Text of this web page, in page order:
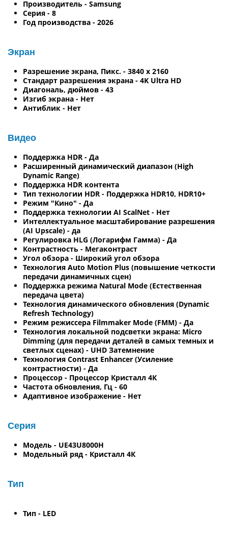
Производитель - Samsung
Серия - 8
Год производства - 2026
Экран
Разрешение экрана, Пикс. - 3840 x 2160
Стандарт разрешения экрана - 4K Ultra HD
Диагональ, дюймов - 43
Изгиб экрана - Нет
Антиблик - Нет
Видео
Поддержка HDR - Да
Расширенный динамический диапазон (High
Dynamic Range)
Поддержка HDR контента
Тип технологии HDR - Поддержка HDR10, HDR10+
Режим "Кино" - Да
Поддержка технологии AI ScalNet - Нет
Интеллектуальное масштабирование разрешения
(AI Upscale) - да
Регулировка HLG (Логарифм Гамма) - Да
Контрастность - Мегаконтраст
Угол обзора - Широкий угол обзора
Технология Auto Motion Plus (повышение четкости
передачи динамичных сцен)
Поддержка режима Natural Mode (Естественная
передача цвета)
Технология динамического обновления (Dynamic
Refresh Technology)
Режим режиссера Filmmaker Mode (FMM) - Да
Технология локальной подсветки экрана: Micro
Dimming (для передачи деталей в самых темных и
светлых сценах) - UHD Затемнение
Технология Contrast Enhancer (Усиление
контрастности) - Да
Процессор - Процессор Кристалл 4К
Частота обновления, Гц - 60
Адаптивное изображение - Нет
Серия
Модель - UE43U8000H
Модельный ряд - Кристалл 4К
Тип
Тип - LED